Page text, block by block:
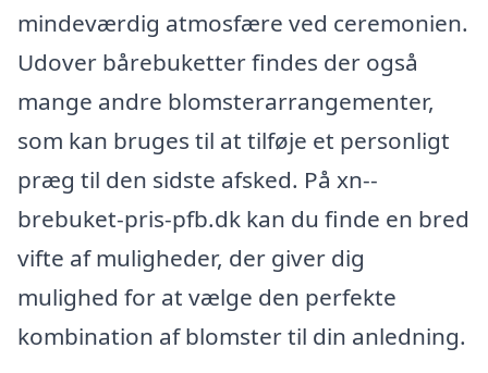
mindeværdig atmosfære ved ceremonien.
Udover bårebuketter findes der også
mange andre blomsterarrangementer,
som kan bruges til at tilføje et personligt
præg til den sidste afsked. På xn--
brebuket-pris-pfb.dk kan du finde en bred
vifte af muligheder, der giver dig
mulighed for at vælge den perfekte
kombination af blomster til din anledning.